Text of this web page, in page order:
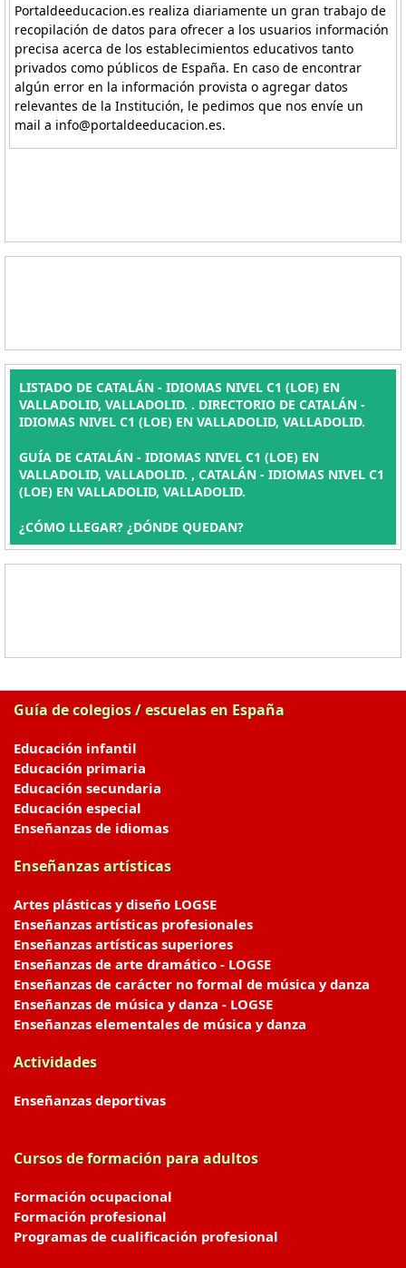
Portaldeeducacion.es realiza diariamente un gran trabajo de
recopilación de datos para ofrecer a los usuarios información
precisa acerca de los establecimientos educativos tanto
privados como públicos de España. En caso de encontrar
algún error en la información provista o agregar datos
relevantes de la Institución, le pedimos que nos envíe un
mail a info@portaldeeducacion.es.
LISTADO DE CATALÁN - IDIOMAS NIVEL C1 (LOE) EN
VALLADOLID, VALLADOLID. . DIRECTORIO DE CATALÁN -
IDIOMAS NIVEL C1 (LOE) EN VALLADOLID, VALLADOLID.
GUÍA DE CATALÁN - IDIOMAS NIVEL C1 (LOE) EN
VALLADOLID, VALLADOLID. , CATALÁN - IDIOMAS NIVEL C1
(LOE) EN VALLADOLID, VALLADOLID.
¿CÓMO LLEGAR? ¿DÓNDE QUEDAN?
Guía de colegios / escuelas en España
Educación infantil
Educación primaria
Educación secundaria
Educación especial
Enseñanzas de idiomas
Enseñanzas artísticas
Artes plásticas y diseño LOGSE
Enseñanzas artísticas profesionales
Enseñanzas artísticas superiores
Enseñanzas de arte dramático - LOGSE
Enseñanzas de carácter no formal de música y danza
Enseñanzas de música y danza - LOGSE
Enseñanzas elementales de música y danza
Actividades
Enseñanzas deportivas
Cursos de formación para adultos
Formación ocupacional
Formación profesional
Programas de cualificación profesional